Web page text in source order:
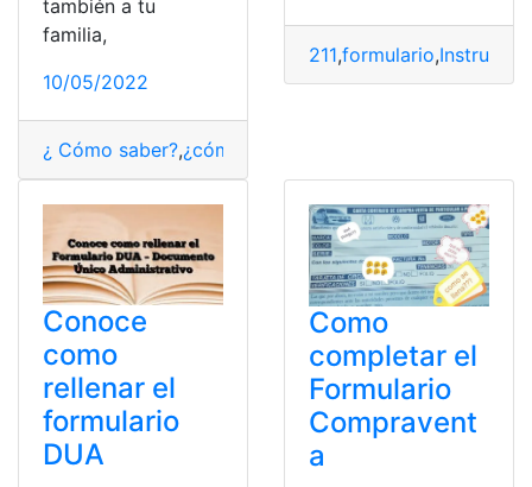
también a tu
familia,
10/05/2022
¿ Cómo saber?,¿cómo lo hago?
211,formulario,
Conoce
como
rellenar el
formulario
DUA
Como
completar el
Formulario
Compravent
a